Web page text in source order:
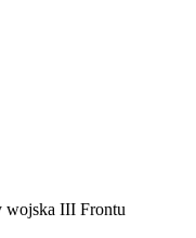
wojska III Frontu